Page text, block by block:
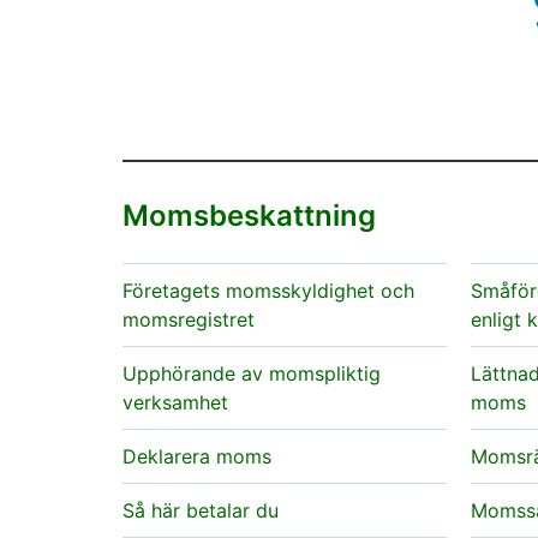
Momsbeskattning
Företagets momsskyldighet och
momsregistret
Upphörande av momspliktig
verksamhet
Deklarera moms
Så här betalar du
enligt
moms